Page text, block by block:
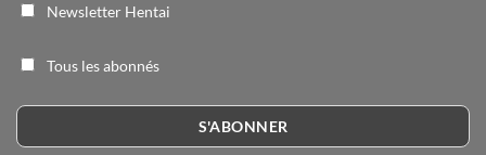
Newsletter Hentai
Tous les abonnés